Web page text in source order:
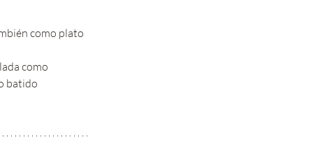
como plato
como
batido